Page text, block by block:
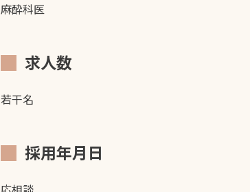
麻酔科医
求人数
若干名
採用年月日